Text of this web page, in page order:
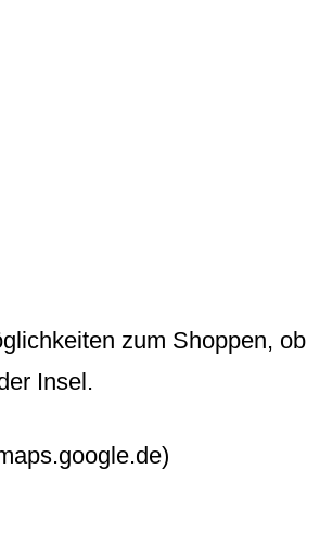
zum Shoppen, ob
Insel.